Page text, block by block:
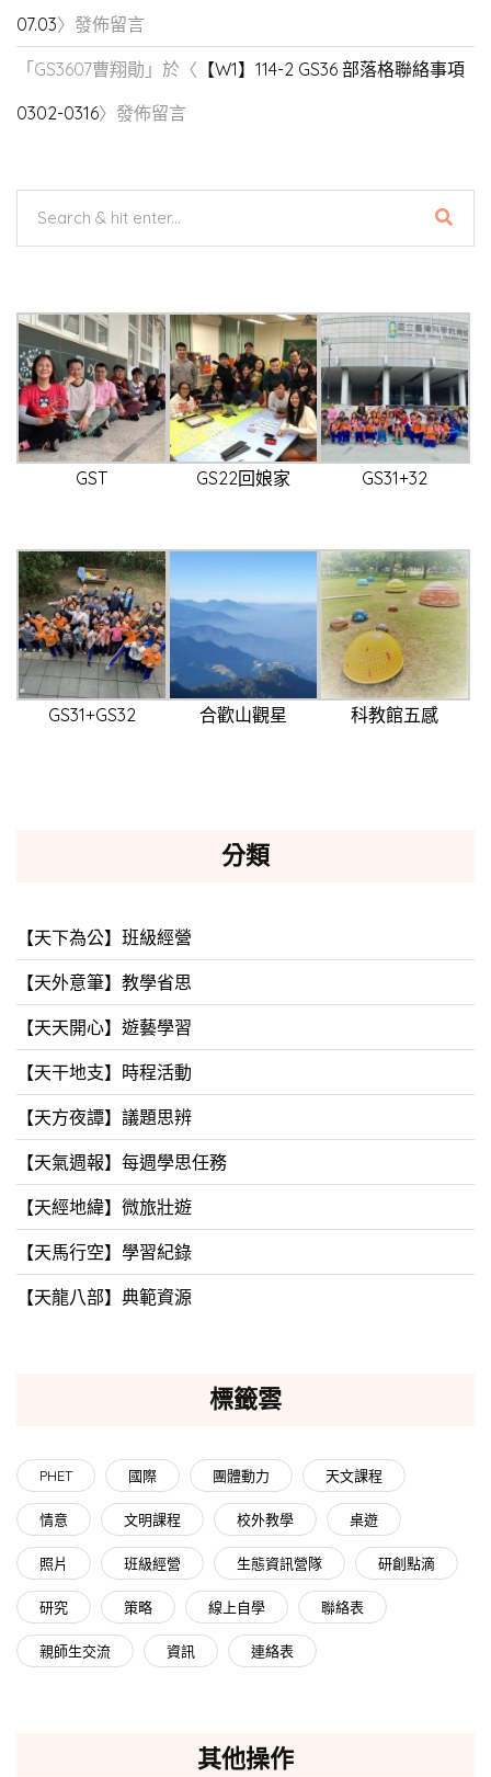
07.03〉發佈留言
「 GS3607曹翔勛 」於〈 【W1】114-2 GS36 部落格聯絡事項
0302-0316〉發佈留言
GST GS22回娘家 GS31+32
GS31+GS32 合歡山觀星 科教館五感
分類
【天下為公】班級經營
【天外意筆】教學省思
【天天開心】遊藝學習
【天干地支】時程活動
【天方夜譚】議題思辨
【天氣週報】每週學思任務
【天經地緯】微旅壯遊
【天馬行空】學習紀錄
【天龍八部】典範資源
標籤雲
PHET 國際 團體動力 天文課程
情意 文明課程 校外教學 桌遊
照片 班級經營 生態資訊營隊 研創點滴
研究 策略 線上自學 聯絡表
親師生交流 資訊 連絡表
其他操作